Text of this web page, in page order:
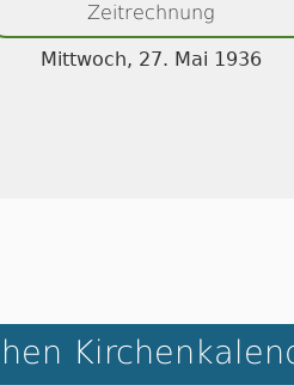
Zeitrechnung
Mittwoch, 27. Mai 1936